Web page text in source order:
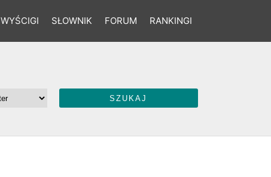
WYŚCIGI SŁOWNIK FORUM RANKINGI